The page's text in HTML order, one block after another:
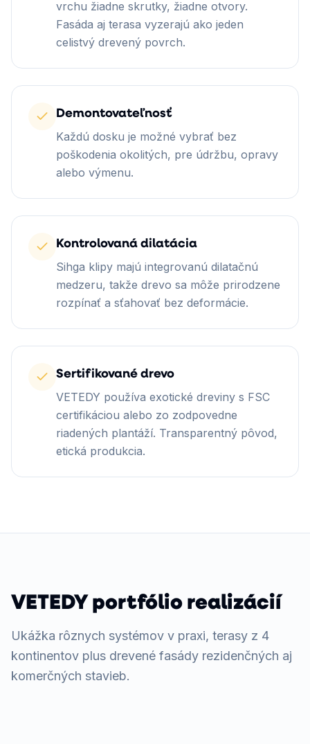
vrchu žiadne skrutky, žiadne otvory.
Fasáda aj terasa vyzerajú ako jeden
celistvý drevený povrch.
Demontovateľnosť
Každú dosku je možné vybrať bez
poškodenia okolitých, pre údržbu, opravy
alebo výmenu.
Kontrolovaná dilatácia
Sihga klipy majú integrovanú dilatačnú
medzeru, takže drevo sa môže prirodzene
rozpínať a sťahovať bez deformácie.
Sertifikované drevo
VETEDY používa exotické dreviny s FSC
certifikáciou alebo zo zodpovedne
riadených plantáží. Transparentný pôvod,
etická produkcia.
VETEDY portfólio realizácií
Ukážka rôznych systémov v praxi, terasy z 4
kontinentov plus drevené fasády rezidenčných aj
komerčných stavieb.